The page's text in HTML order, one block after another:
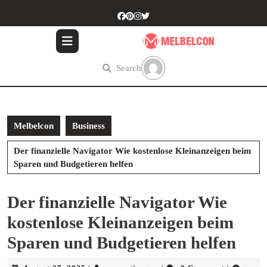
Search
Melbelcon Business
Der finanzielle Navigator Wie kostenlose Kleinanzeigen beim
Sparen und Budgetieren helfen
Der finanzielle Navigator Wie
kostenlose Kleinanzeigen beim
Sparen und Budgetieren helfen